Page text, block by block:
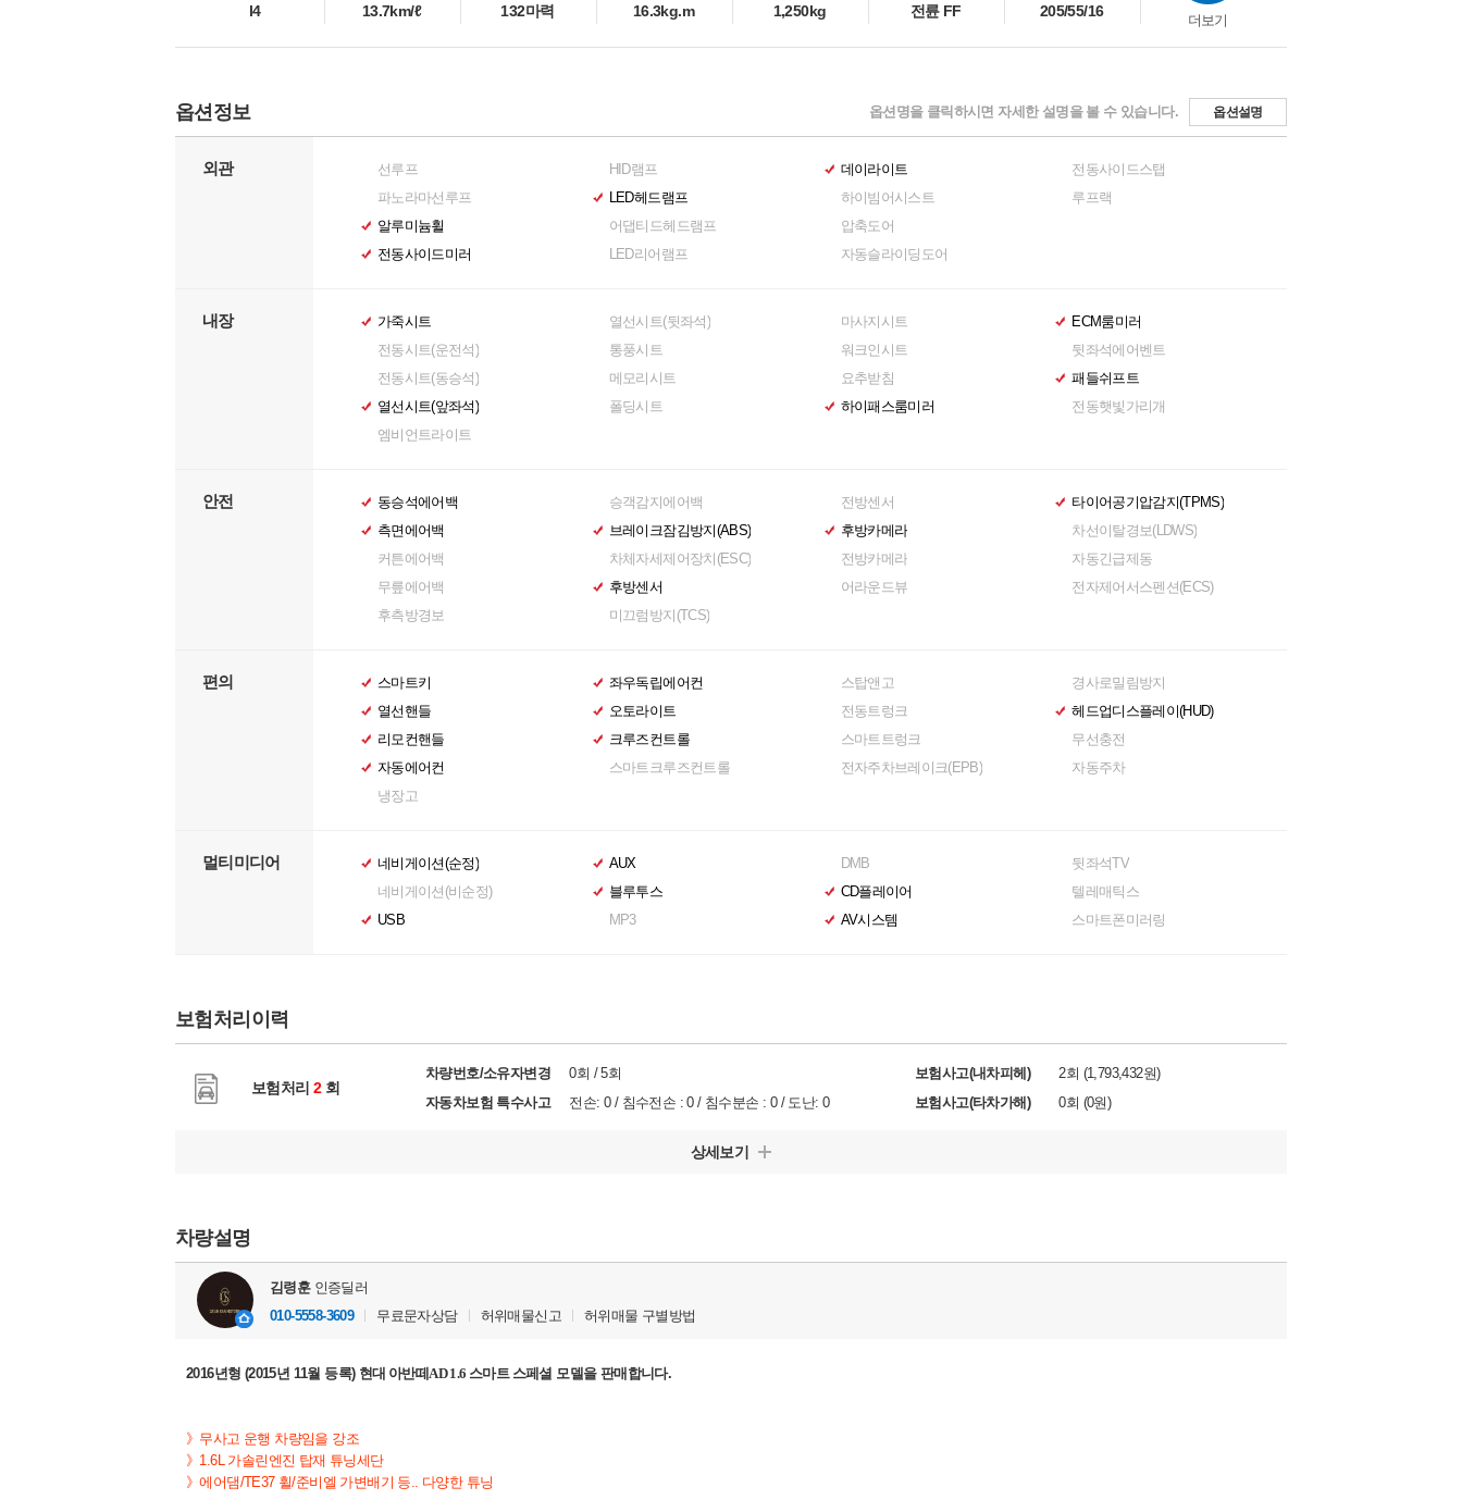
l4 13.7km/ℓ 132마력 16.3kg.m 1,250kg 전륜 FF 205/55/16
더보기
옵션정보 옵션명을 클릭하시면 자세한 설명을 볼 수 있습니다. 옵션설명
외관
선루프
파노라마선루프
알루미늄휠
전동사이드미러
HID램프
LED헤드램프
어댑티드헤드램프
LED리어램프
데이라이트
하이빔어시스트
압축도어
자동슬라이딩도어
전동사이드스탭
루프랙
내장
가죽시트
전동시트(운전석)
전동시트(동승석)
열선시트(앞좌석)
열선시트(뒷좌석)
통풍시트
메모리시트
폴딩시트
마사지시트
워크인시트
요추받침
하이패스룸미러
ECM룸미러
뒷좌석에어벤트
패들쉬프트
전동햇빛가리개
엠비언트라이트
안전
동승석에어백
측면에어백
커튼에어백
무릎에어백
승객감지에어백
브레이크잠김방지(ABS)
차체자세제어장치(ESC)
후방센서
전방센서
후방카메라
전방카메라
어라운드뷰
타이어공기압감지(TPMS)
차선이탈경보(LDWS)
자동긴급제동
전자제어서스펜션(ECS)
후측방경보
미끄럼방지(TCS)
편의
스마트키
열선핸들
리모컨핸들
자동에어컨
좌우독립에어컨
오토라이트
크루즈컨트롤
스마트크루즈컨트롤
스탑앤고
전동트렁크
스마트트렁크
전자주차브레이크(EPB)
경사로밀림방지
헤드업디스플레이(HUD)
무선충전
자동주차
냉장고
멀티미디어
네비게이션(순정)
네비게이션(비순정)
USB
AUX
블루투스
MP3
DMB
CD플레이어
AV시스템
뒷좌석TV
텔레매틱스
스마트폰미러링
보험처리이력
보험처리 2회
차량번호/소유자변경
0회 / 5회
자동차보험 특수사고
전손: 0 / 침수전손 : 0 / 침수분손 : 0 / 도난: 0
보험사고(내차피헤)
2회 (1,793,432원)
보험사고(타차가해)
0회 (0원)
상세보기
차량설명
김령훈인증딜러
010-5558-3609
무료문자상담 허위매물신고 허위매물 구별방법
2016년형 (2015년 11월 등록) 현대 아반떼AD 1.6 스마트 스페셜 모델을 판매합니다.
》무사고 운행 차량임을 강조
》1.6L 가솔린엔진 탑재 튜닝세단
》에어댐/TE37 휠/준비엘 가변배기 등.. 다양한 튜닝